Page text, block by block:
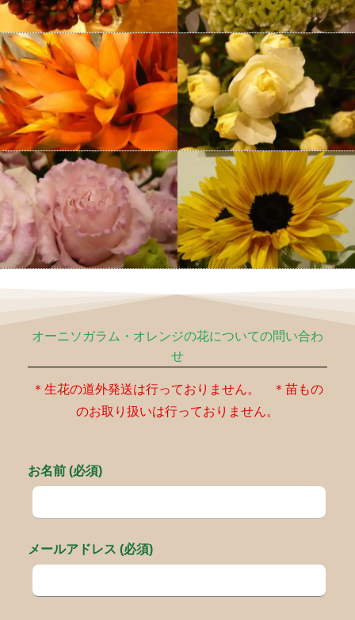
オーニソガラム・オレンジの花についての問い合わ
せ
＊生花の道外発送は行っておりません。 ＊苗もの
のお取り扱いは行っておりません。
お名前 (必須)
メールアドレス (必須)